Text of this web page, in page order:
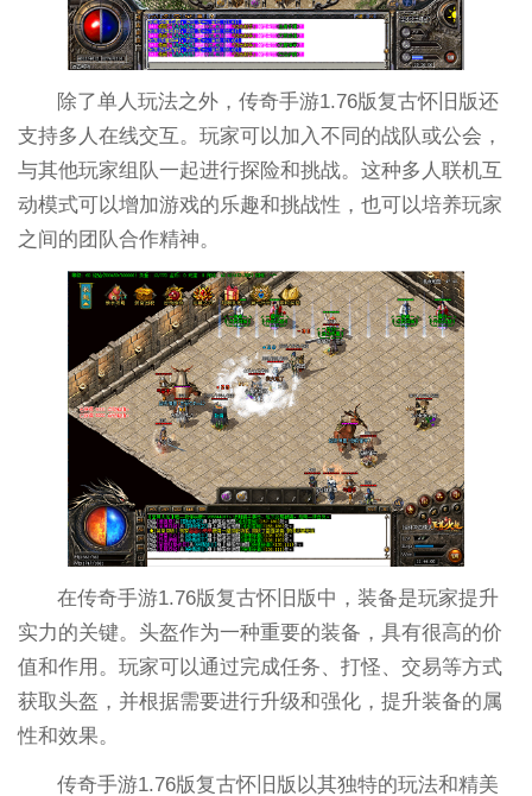
除了单人玩法之外，传奇手游1.76版复古怀旧版还
支持多人在线交互。玩家可以加入不同的战队或公会，
与其他玩家组队一起进行探险和挑战。这种多人联机互
动模式可以增加游戏的乐趣和挑战性，也可以培养玩家
之间的团队合作精神。
在传奇手游1.76版复古怀旧版中，装备是玩家提升
实力的关键。头盔作为一种重要的装备，具有很高的价
值和作用。玩家可以通过完成任务、打怪、交易等方式
获取头盔，并根据需要进行升级和强化，提升装备的属
性和效果。
传奇手游1.76版复古怀旧版以其独特的玩法和精美